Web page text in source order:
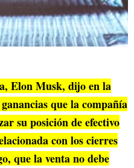
Elon Musk, dijo en la
que la compañía
su posición de efectivo
con los cierres
que la venta no debe